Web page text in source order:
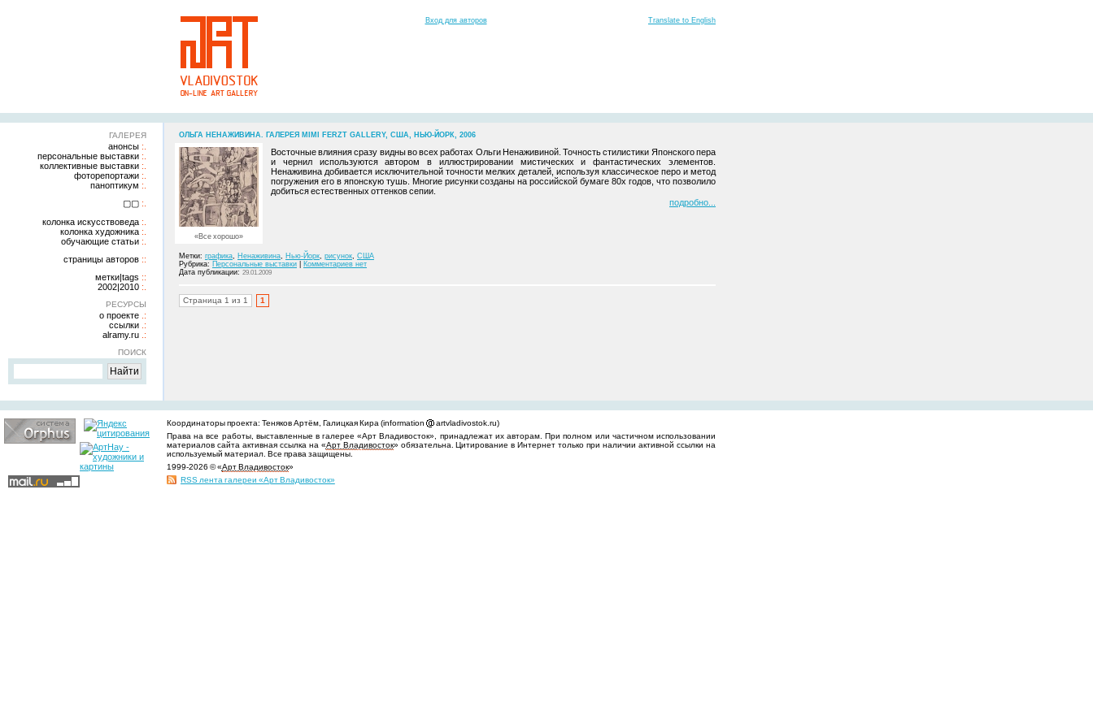
Вход для авторов Translate to English
ГАЛЕРЕЯ
анонсы
персональные выставки
коллективные выставки
фоторепортажи
паноптикум
▢▢
колонка искусствоведа
колонка художника
обучающие статьи
страницы авторов
метки|tags
2002|2010
РЕСУРСЫ
о проекте
ссылки
alramy.ru
ПОИСК
ОЛЬГА НЕНАЖИВИНА. ГАЛЕРЕЯ MIMI FERZT GALLERY, США, НЬЮ-ЙОРК, 2006
«Все хорошо»
Восточные влияния сразу видны во всех работах Ольги Ненаживиной. Точность стилистики Японского пера
и чернил используются автором в иллюстрировании мистических и фантастических элементов.
Ненаживина добивается исключительной точности мелких деталей, используя классическое перо и метод
погружения его в японскую тушь. Многие рисунки созданы на российской бумаге 80х годов, что позволило
добиться естественных оттенков сепии.
подробно
Метки: графика, Ненаживина, Нью-Йорк, рисунок, США
Рубрика: Персональные выставки
Комментариев нет
Дата публикации: 29.01.2009
Страница 1 из 1 1
Координаторы проекта: Теняков Артём, Галицкая Кира (information
artvladivostok.ru)
Права на все работы, выставленные в галерее «Арт Владивосток», принадлежат их авторам. При полном или частичном использовании
материалов сайта активная ссылка на «Арт Владивосток» обязательна. Цитирование в Интернет только при наличии активной ссылки на
используемый материал. Все права защищены.
1999-2026 © «Арт Владивосток»
RSS лента галереи «Арт Владивосток»